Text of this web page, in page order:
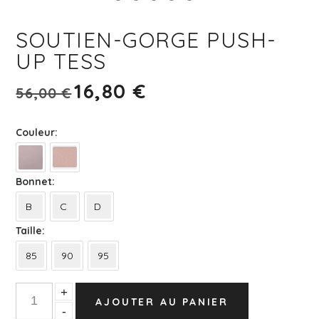
SOUTIEN-GORGE PUSH-
UP TESS
56,00€Le prix initial était : 56,00 €.
16,80€
Couleur
Bonnet
B
C
D
Taille
85
90 95
+
-
AJOUTER AU PANIER